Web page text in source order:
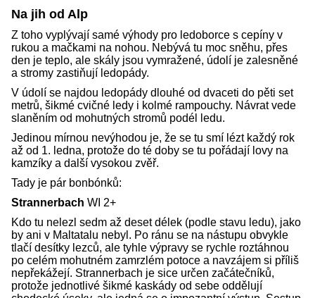
Na jih od Alp
Z toho vyplývají samé výhody pro ledoborce s cepíny v
rukou a mačkami na nohou. Nebývá tu moc sněhu, přes
den je teplo, ale skály jsou vymražené, údolí je zalesněné
a stromy zastiňují ledopády.
V údolí se najdou ledopády dlouhé od dvaceti do pěti set
metrů, šikmé cvičné ledy i kolmé rampouchy. Návrat vede
slaněním od mohutných stromů podél ledu.
Jedinou mírnou nevýhodou je, že se tu smí lézt každý rok
až od 1. ledna, protože do té doby se tu pořádají lovy na
kamzíky a další vysokou zvěř.
Tady je pár bonbónků:
Strannerbach WI 2+
Kdo tu nelezl sedm až deset délek (podle stavu ledu), jako
by ani v Maltatalu nebyl. Po ránu se na nástupu obvykle
tlačí desítky lezců, ale tyhle výpravy se rychle roztáhnou
po celém mohutném zamrzlém potoce a navzájem si příliš
nepřekážejí. Strannerbach je sice určen začátečníků,
protože jednotlivé šikmé kaskády od sebe oddělují